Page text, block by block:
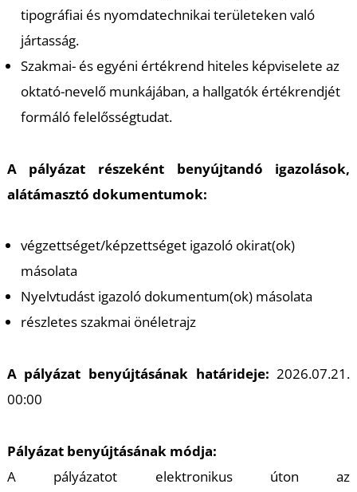
tipográfiai és nyomdatechnikai területeken való
jártasság.
Szakmai- és egyéni értékrend hiteles képviselete az
oktató-nevelő munkájában, a hallgatók értékrendjét
formáló felelősségtudat.
A pályázat részeként benyújtandó igazolások,
alátámasztó dokumentumok:
végzettséget/képzettséget igazoló okirat(ok)
másolata
Nyelvtudást igazoló dokumentum(ok) másolata
részletes szakmai önéletrajz
A pályázat benyújtásának határideje: 2026.07.21.
00:00
Pályázat benyújtásának módja:
A pályázatot elektronikus úton az